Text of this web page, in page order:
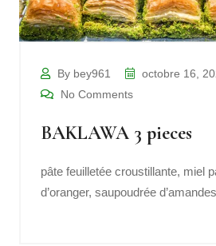
By bey961
octobre 16,
No Comments
BAKLAWA 3 pieces
pâte feuilletée croustillante, miel
d’oranger, saupoudrée